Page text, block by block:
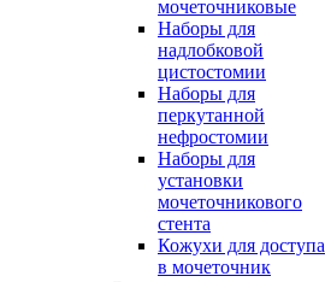
мочеточниковые
Наборы для
надлобковой
цистостомии
Наборы для
перкутанной
нефростомии
Наборы для
установки
мочеточникового
стента
Кожухи для доступа
в мочеточник